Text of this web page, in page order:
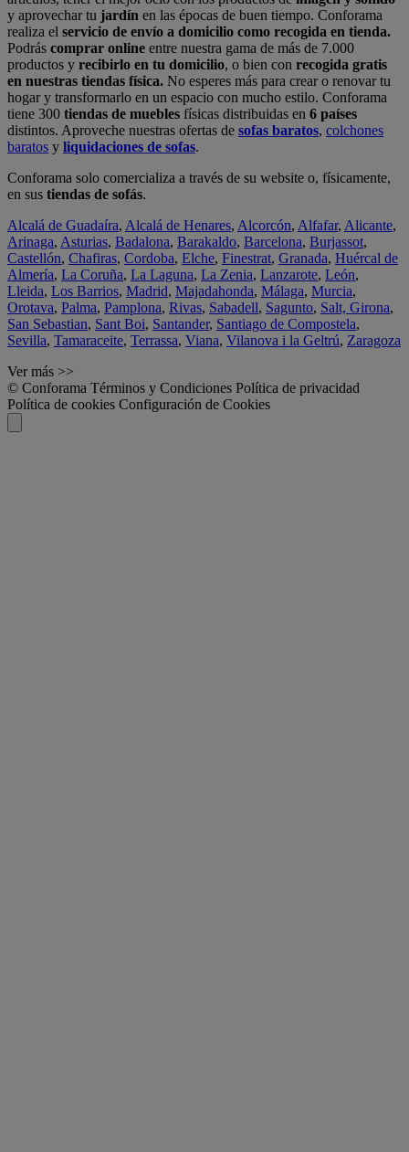
y aprovechar tu jardín en las épocas de buen tiempo. Conforama
realiza el servicio de envío a domicilio como recogida en tienda.
Podrás comprar online entre nuestra gama de más de 7.000
productos y recibirlo en tu domicilio, o bien con recogida gratis
en nuestras tiendas física. No esperes más para crear o renovar tu
hogar y transformarlo en un espacio con mucho estilo. Conforama
tiene 300 tiendas de muebles físicas distribuidas en 6 países
distintos. Aproveche nuestras ofertas de sofas baratos, colchones
baratos y liquidaciones de sofas.
Conforama solo comercializa a través de su website o, físicamente,
en sus tiendas de sofás.
Alcalá de Guadaíra, Alcalá de Henares, Alcorcón, Alfafar, Alicante,
Arinaga, Asturias, Badalona, Barakaldo, Barcelona, Burjassot,
Castellón, Chafiras, Cordoba, Elche, Finestrat, Granada, Huércal de
Almería, La Coruña, La Laguna, La Zenia, Lanzarote, León,
Lleida, Los Barrios, Madrid, Majadahonda, Málaga, Murcia,
Orotava, Palma, Pamplona, Rivas, Sabadell, Sagunto, Salt, Girona,
San Sebastian, Sant Boi, Santander, Santiago de Compostela,
Sevilla, Tamaraceite, Terrassa, Viana, Vilanova i la Geltrú, Zaragoza
Ver más >>
© Conforama Términos y Condiciones Política de privacidad
Política de cookies Configuración de Cookies